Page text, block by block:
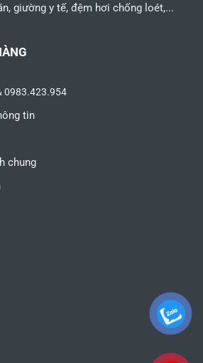
giường y tế, đệm hơi chống loét,...
0983.423.954
tin
chung